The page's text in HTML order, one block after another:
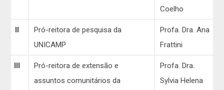
Coelho
II
Pró-reitora de pesquisa da
UNICAMP
Profa. Dra. Ana
Frattini
III
Pró-reitora de extensão e
assuntos comunitários da
Profa. Dra.
Sylvia Helena